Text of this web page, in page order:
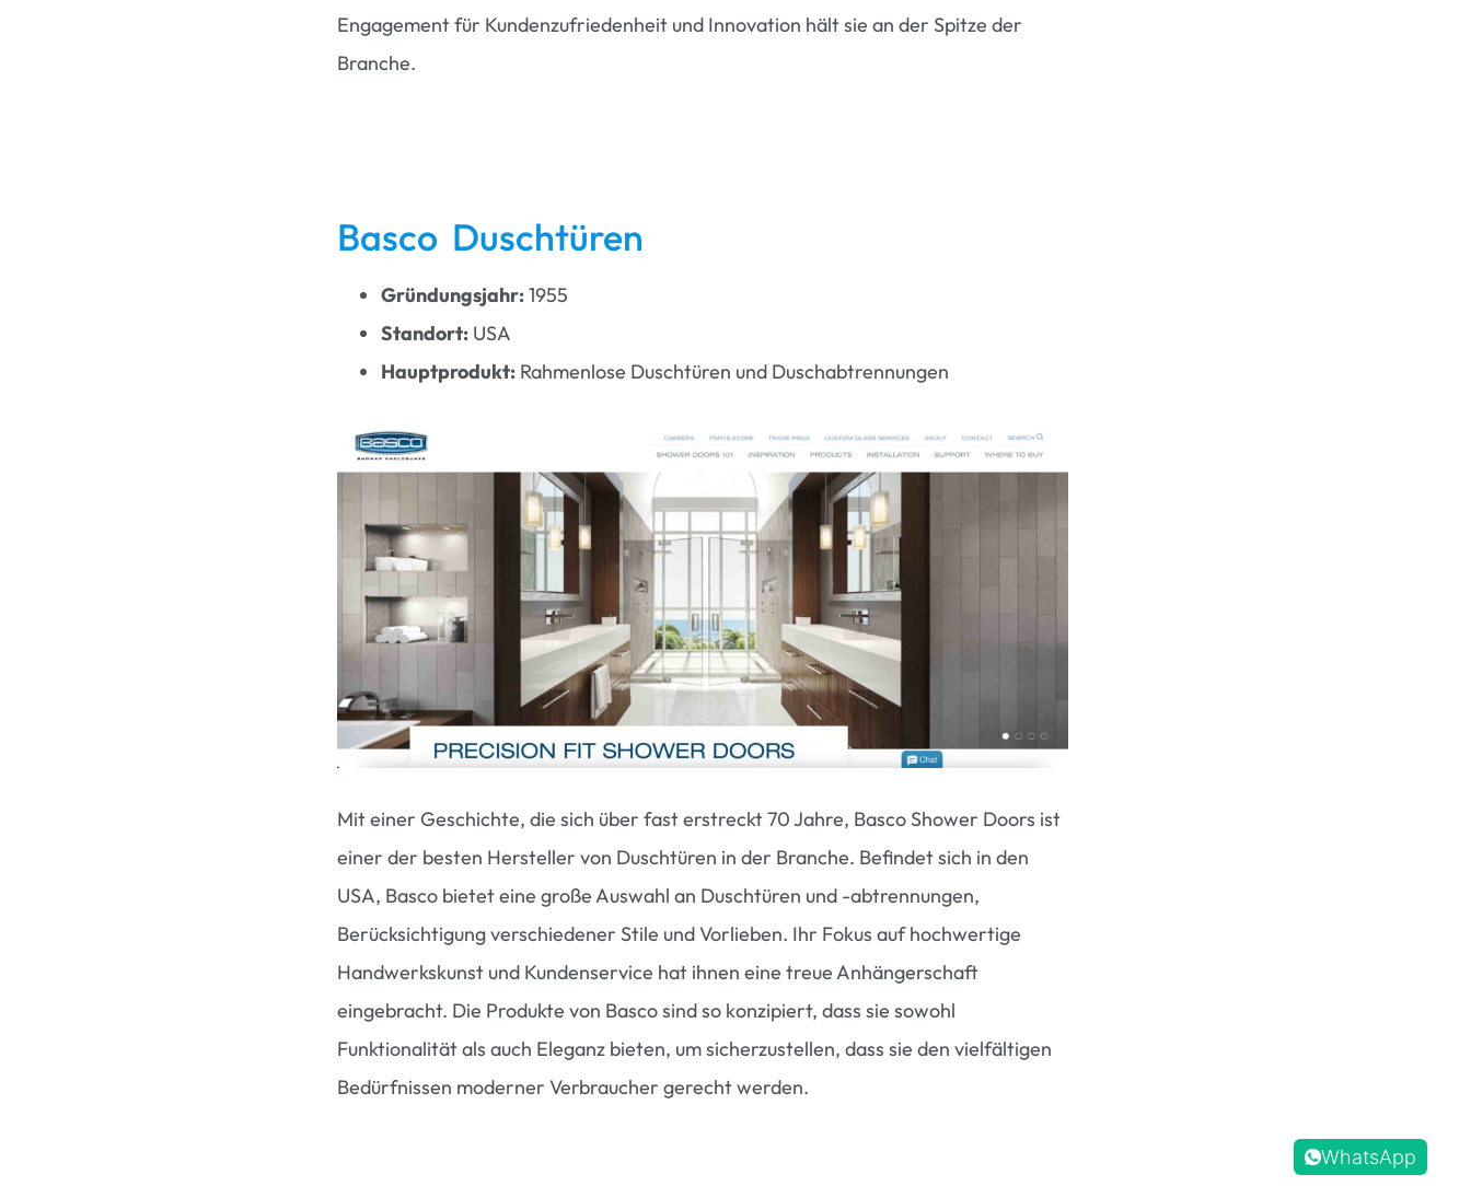
Engagement für Kundenzufriedenheit und Innovation hält sie an der Spitze der
Branche.
Basco Duschtüren
Gründungsjahr:1955
Standort: USA
Hauptprodukt: Rahmenlose Duschtüren und Duschabtrennungen
Mit einer Geschichte, die sich über fast erstreckt 70 Jahre, Basco Shower Doors ist
einer der besten Hersteller von Duschtüren in der Branche. Befindet sich in den
USA, Basco bietet eine große Auswahl an Duschtüren und -abtrennungen,
Berücksichtigung verschiedener Stile und Vorlieben. Ihr Fokus auf hochwertige
Handwerkskunst und Kundenservice hat ihnen eine treue Anhängerschaft
eingebracht. Die Produkte von Basco sind so konzipiert, dass sie sowohl
Funktionalität als auch Eleganz bieten, um sicherzustellen, dass sie den vielfältigen
Bedürfnissen moderner Verbraucher gerecht werden.
WhatsApp